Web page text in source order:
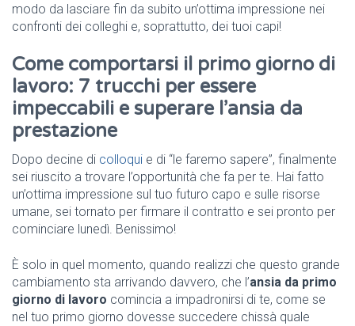
modo da lasciare fin da subito un’ottima impressione nei
confronti dei colleghi e, soprattutto, dei tuoi capi!
Come comportarsi il primo giorno di
lavoro: 7 trucchi per essere
impeccabili e superare l’ansia da
prestazione
Dopo decine di colloqui e di “le faremo sapere”, finalmente
sei riuscito a trovare l’opportunità che fa per te. Hai fatto
un’ottima impressione sul tuo futuro capo e sulle risorse
umane, sei tornato per firmare il contratto e sei pronto per
cominciare lunedì. Benissimo!
È solo in quel momento, quando realizzi che questo grande
cambiamento sta arrivando davvero, che l’ansia da primo
giorno di lavoro comincia a impadronirsi di te, come se
nel tuo primo giorno dovesse succedere chissà quale